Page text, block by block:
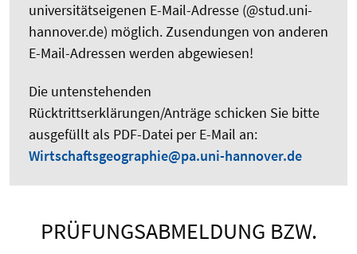
universitätseigenen E-Mail-Adresse (@stud.uni-
hannover.de) möglich. Zusendungen von anderen
E-Mail-Adressen werden abgewiesen!
Die untenstehenden
Rücktrittserklärungen/Anträge schicken Sie bitte
ausgefüllt als PDF-Datei per E-Mail an:
Wirtschaftsgeographie@pa.uni-hannover.de
PRÜFUNGSABMELDUNG BZW.